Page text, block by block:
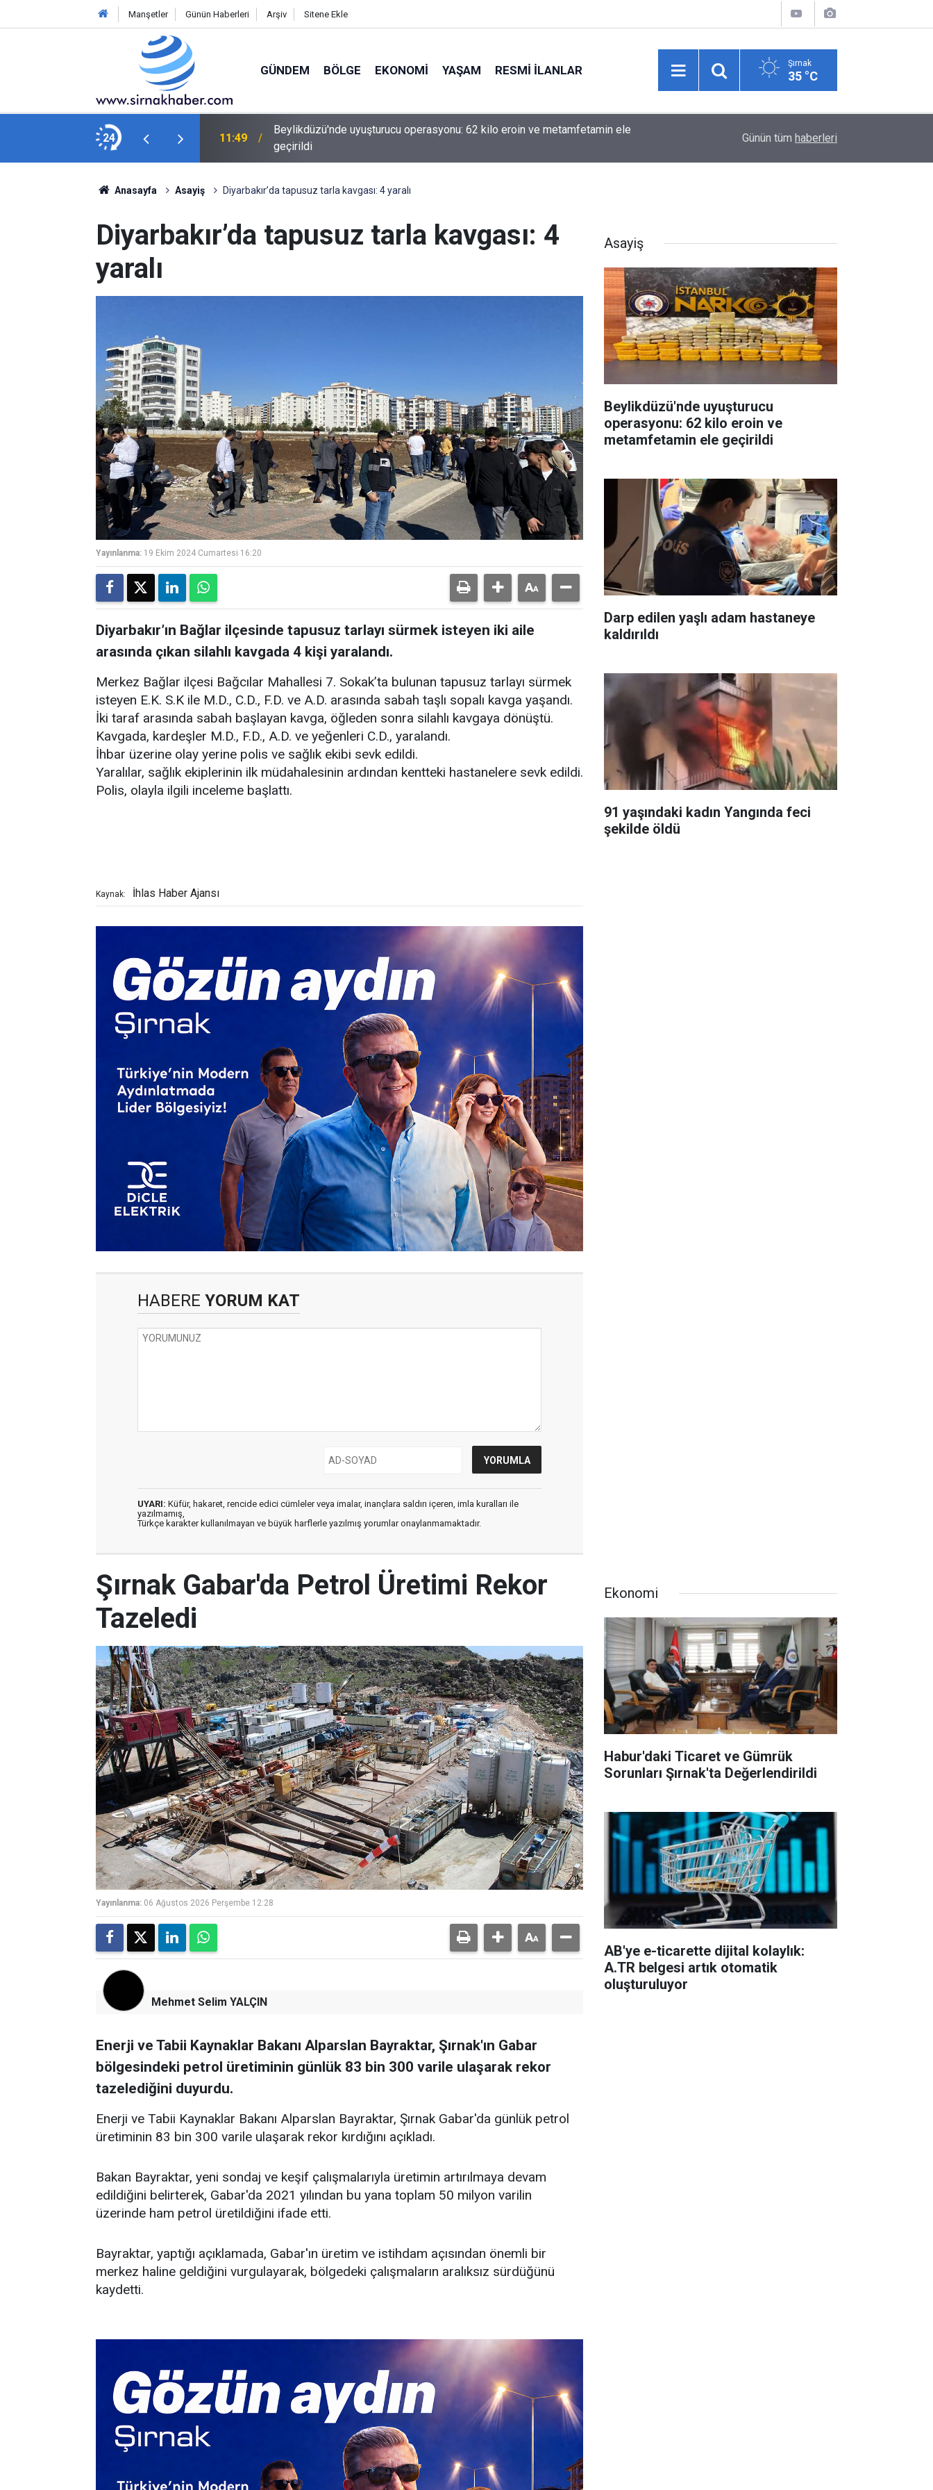
Manşetler Günün Haberleri Arşiv Sitene Ekle
GÜNDEM BÖLGE EKONOMI YAŞAM RESMI İLANLAR Şırnak
35 °C
24
Şırnak'ta Değerlendirildi 11:49
Beylikdüzü'nde uyuşturucu operasyonu: 62 kilo eroin ve metamfetamin ele
geçirildi
Şırnak'ta Pamuk Tarlalarında Dikenli Kurt Takibi
Günün tüm haberleri
Anasayfa Asayiş Diyarbakır’da tapusuz tarla kavgası: 4 yaralı
Diyarbakır’da tapusuz tarla kavgası: 4
yaralı
Yayınlanma: 19 Ekim 2024 Cumartesi 16:20
Diyarbakır’ın Bağlar ilçesinde tapusuz tarlayı sürmek isteyen iki aile
arasında çıkan silahlı kavgada 4 kişi yaralandı.
Merkez Bağlar ilçesi Bağcılar Mahallesi 7. Sokak’ta bulunan tapusuz tarlayı sürmek
isteyen E.K. S.K ile M.D., C.D., F.D. ve A.D. arasında sabah taşlı sopalı kavga yaşandı.
İki taraf arasında sabah başlayan kavga, öğleden sonra silahlı kavgaya dönüştü.
Kavgada, kardeşler M.D., F.D., A.D. ve yeğenleri C.D., yaralandı.
İhbar üzerine olay yerine polis ve sağlık ekibi sevk edildi.
Yaralılar, sağlık ekiplerinin ilk müdahalesinin ardından kentteki hastanelere sevk edildi.
Polis, olayla ilgili inceleme başlattı.
Kaynak: İhlas Haber Ajansı
HABERE YORUM KAT
UYARI: Küfür, hakaret, rencide edici cümleler veya imalar, inançlara saldırı içeren, imla kuralları ile
yazılmamış,
Türkçe karakter kullanılmayan ve büyük harflerle yazılmış yorumlar onaylanmamaktadır.
Asayiş
Beylikdüzü'nde uyuşturucu
operasyonu: 62 kilo eroin ve
metamfetamin ele geçirildi
Darp edilen yaşlı adam hastaneye
kaldırıldı
91 yaşındaki kadın Yangında feci
şekilde öldü
Şırnak Gabar'da Petrol Üretimi Rekor
Tazeledi
Yayınlanma: 06 Ağustos 2026 Perşembe 12:28
Mehmet Selim YALÇIN
Enerji ve Tabii Kaynaklar Bakanı Alparslan Bayraktar, Şırnak'ın Gabar
bölgesindeki petrol üretiminin günlük 83 bin 300 varile ulaşarak rekor
tazelediğini duyurdu.
Enerji ve Tabii Kaynaklar Bakanı Alparslan Bayraktar, Şırnak Gabar'da günlük petrol
üretiminin 83 bin 300 varile ulaşarak rekor kırdığını açıkladı.
Bakan Bayraktar, yeni sondaj ve keşif çalışmalarıyla üretimin artırılmaya devam
edildiğini belirterek, Gabar'da 2021 yılından bu yana toplam 50 milyon varilin
üzerinde ham petrol üretildiğini ifade etti.
Bayraktar, yaptığı açıklamada, Gabar'ın üretim ve istihdam açısından önemli bir
merkez haline geldiğini vurgulayarak, bölgedeki çalışmaların aralıksız sürdüğünü
kaydetti.
Ekonomi
Habur'daki Ticaret ve Gümrük
Sorunları Şırnak'ta Değerlendirildi
AB'ye e-ticarette dijital kolaylık:
A.TR belgesi artık otomatik
oluşturuluyor